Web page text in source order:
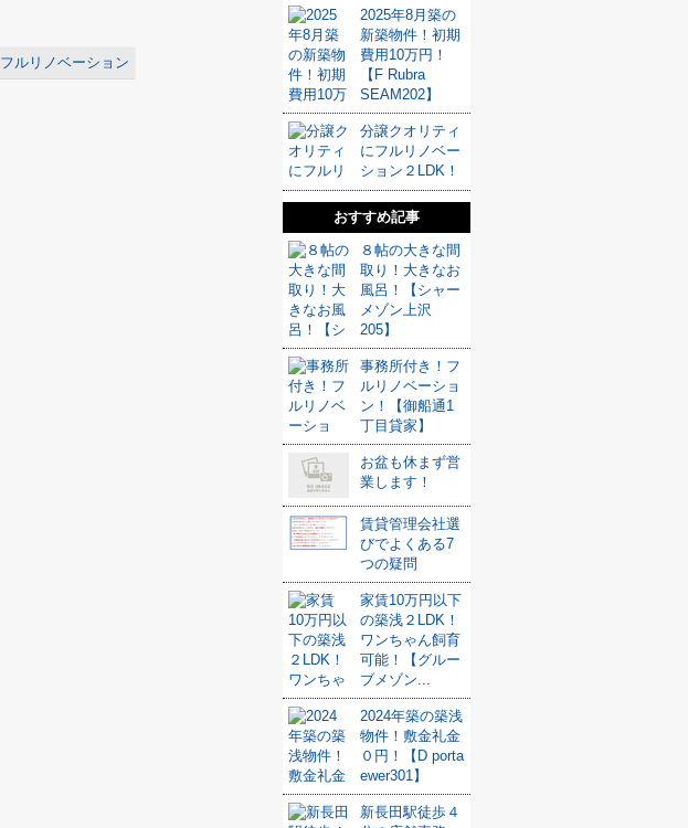
フルリノベーション
2025年8月築の
新築物件！初期
費用10万円！
【F Rubra
SEAM202】
分譲クオリティ
にフルリノベー
ション２LDK！
おすすめ記事
８帖の大きな間
取り！大きなお
風呂！【シャー
メゾン上沢
205】
事務所付き！フ
ルリノベーショ
ン！【御船通1
丁目貸家】
お盆も休まず営
業します！
賃貸管理会社選
びでよくある7
つの疑問
家賃10万円以下
の築浅２LDK！
ワンちゃん飼育
可能！【グルー
ブメゾン...
2024年築の築浅
物件！敷金礼金
０円！【D porta
ewer301】
新長田駅徒歩４